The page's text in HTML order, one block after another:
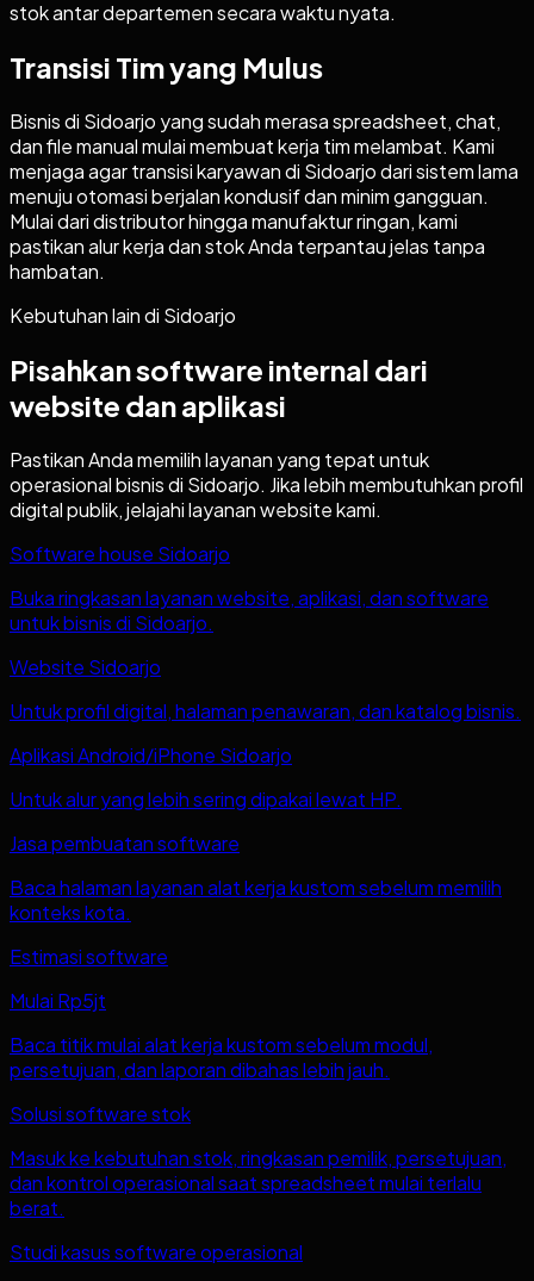
stok antar departemen secara waktu nyata.
Transisi Tim yang Mulus
Bisnis di Sidoarjo yang sudah merasa spreadsheet, chat,
dan file manual mulai membuat kerja tim melambat. Kami
menjaga agar transisi karyawan di Sidoarjo dari sistem lama
menuju otomasi berjalan kondusif dan minim gangguan.
Mulai dari distributor hingga manufaktur ringan, kami
pastikan alur kerja dan stok Anda terpantau jelas tanpa
hambatan.
Kebutuhan lain di Sidoarjo
Pisahkan software internal dari
website dan aplikasi
Pastikan Anda memilih layanan yang tepat untuk
operasional bisnis di Sidoarjo. Jika lebih membutuhkan profil
digital publik, jelajahi layanan website kami.
Software house Sidoarjo
Buka ringkasan layanan website, aplikasi, dan software
untuk bisnis di Sidoarjo.
Website Sidoarjo
Untuk profil digital, halaman penawaran, dan katalog bisnis.
Aplikasi Android/iPhone Sidoarjo
Untuk alur yang lebih sering dipakai lewat HP.
Jasa pembuatan software
Baca halaman layanan alat kerja kustom sebelum memilih
konteks kota.
Estimasi software
Mulai Rp5jt
Baca titik mulai alat kerja kustom sebelum modul,
persetujuan, dan laporan dibahas lebih jauh.
Solusi software stok
Masuk ke kebutuhan stok, ringkasan pemilik, persetujuan,
dan kontrol operasional saat spreadsheet mulai terlalu
berat.
Studi kasus software operasional